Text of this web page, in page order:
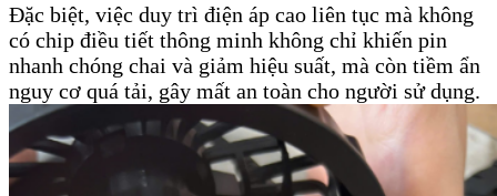
Đặc biệt, việc duy trì điện áp cao liên tục mà không
có chip điều tiết thông minh không chỉ khiến pin
nhanh chóng chai và giảm hiệu suất, mà còn tiềm ẩn
nguy cơ quá tải, gây mất an toàn cho người sử dụng.